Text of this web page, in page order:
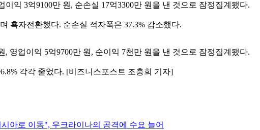
익 3억9100만 원, 순손실 17억3300만 원을 낸 것으로 잠정집계됐다.
흑자전환했다. 순손실 적자폭은 37.3% 감소했다.
, 영업이익 5억9700만 원, 순이익 7천만 원을 낸 것으로 잠정집계됐다.
각각 줄었다. [비즈니스포스트 조충희 기자]
아로 이동", 우크라이나의 공격에 수요 늘어